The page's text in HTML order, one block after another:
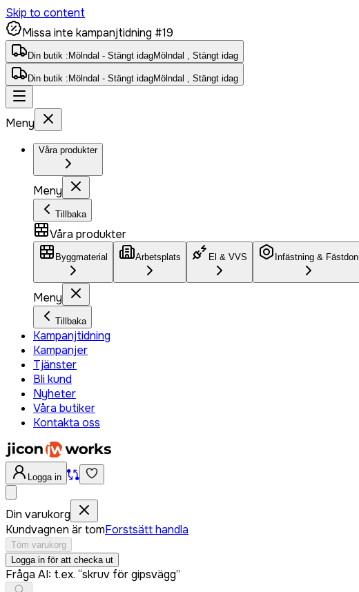
Skip to content
Missa inte kampanjtidning #19
Din butik : Mölndal - Stängt idagMölndal , Stängt idag
Din butik : Mölndal - Stängt idagMölndal , Stängt idag
Meny
Våra produkter
Meny
Tillbaka
Våra produkter
Byggmaterial Arbetsplats El & VVS Infästning & Fästdon
Meny
Tillbaka
Kampanjtidning
Kampanjer
Tjänster
Bli kund
Nyheter
Våra butiker
Kontakta oss
Logga in
Din varukorg
Kundvagnen är tomForstsätt handla
Töm varukorg
Logga in för att checka ut
Fråga AI: t.ex. “skruv för gipsvägg”